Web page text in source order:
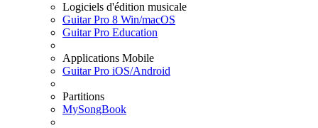
Logiciels d'édition musicale
Guitar Pro 8 Win/macOS
Guitar Pro Education
Applications Mobile
Guitar Pro iOS/Android
Partitions
MySongBook